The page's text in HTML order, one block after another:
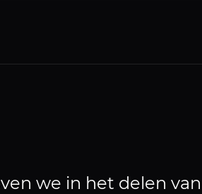
we in het delen